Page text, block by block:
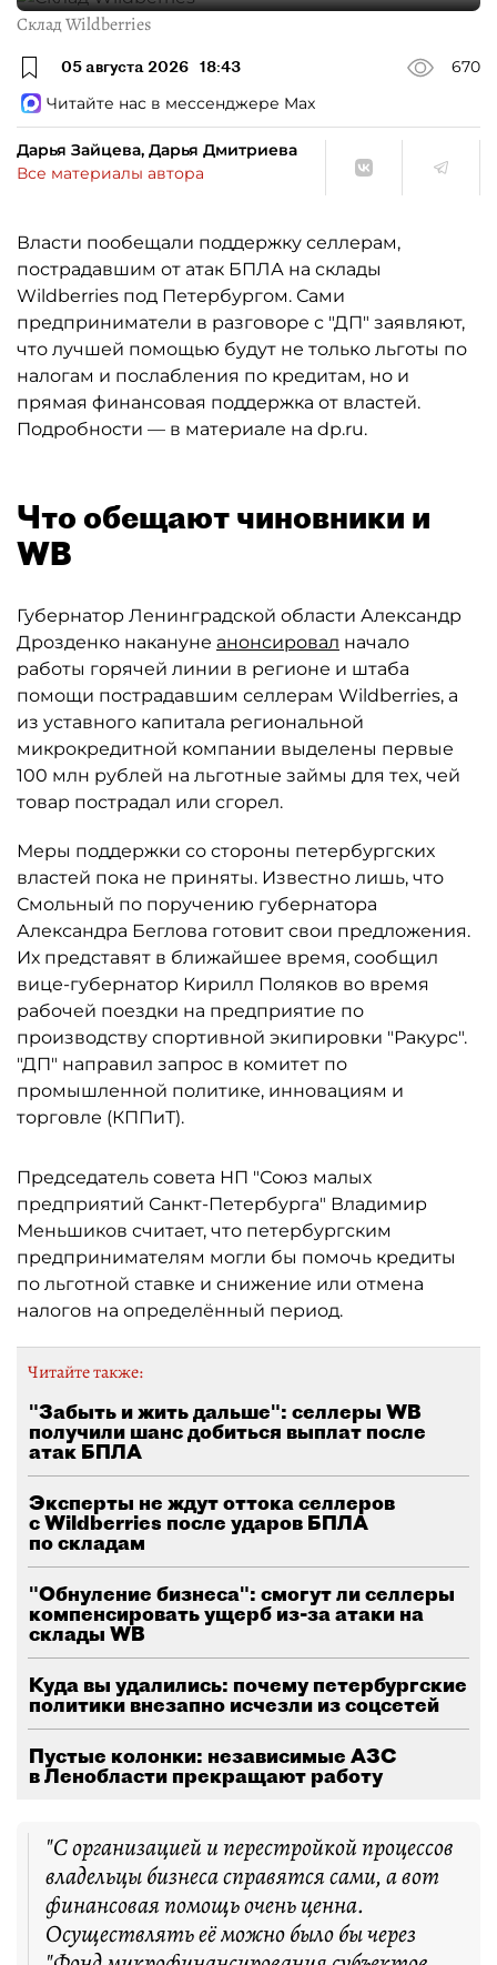
Склад Wildberries
05 августа 2026 18:43
670
Читайте нас в мессенджере Max
Дарья Зайцева, Дарья Дмитриева
Все материалы автора
Власти пообещали поддержку селлерам,
пострадавшим от атак БПЛА на склады
Wildberries под Петербургом. Сами
предприниматели в разговоре с "ДП" заявляют,
что лучшей помощью будут не только льготы по
налогам и послабления по кредитам, но и
прямая финансовая поддержка от властей.
Подробности — в материале на dp.ru.
Что обещают чиновники и
WB
Губернатор Ленинградской области Александр
Дрозденко накануне анонсировал начало
работы горячей линии в регионе и штаба
помощи пострадавшим селлерам Wildberries, а
из уставного капитала региональной
микрокредитной компании выделены первые
100 млн рублей на льготные займы для тех, чей
товар пострадал или сгорел.
Меры поддержки со стороны петербургских
властей пока не приняты. Известно лишь, что
Смольный по поручению губернатора
Александра Беглова готовит свои предложения.
Их представят в ближайшее время, сообщил
вице-губернатор Кирилл Поляков во время
рабочей поездки на предприятие по
производству спортивной экипировки "Ракурс".
"ДП" направил запрос в комитет по
промышленной политике, инновациям и
торговле (КППиТ).
Председатель совета НП "Союз малых
предприятий Санкт-Петербурга" Владимир
Меньшиков считает, что петербургским
предпринимателям могли бы помочь кредиты
по льготной ставке и снижение или отмена
налогов на определённый период.
Читайте также:
"Забыть и жить дальше": селлеры WB
получили шанс добиться выплат после
атак БПЛА
Эксперты не ждут оттока селлеров
с Wildberries после ударов БПЛА
по складам
"Обнуление бизнеса": смогут ли селлеры
компенсировать ущерб из-за атаки на
склады WB
Куда вы удалились: почему петербургские
политики внезапно исчезли из соцсетей
Пустые колонки: независимые АЗС
в Ленобласти прекращают работу
"С организацией и перестройкой процессов
владельцы бизнеса справятся сами, а вот
финансовая помощь очень ценна.
Осуществлять её можно было бы через